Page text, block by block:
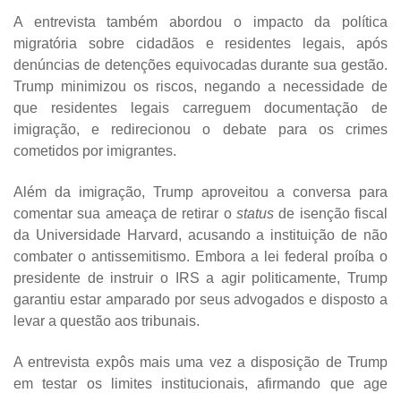
A entrevista também abordou o impacto da política
migratória sobre cidadãos e residentes legais, após
denúncias de detenções equivocadas durante sua gestão.
Trump minimizou os riscos, negando a necessidade de
que residentes legais carreguem documentação de
imigração, e redirecionou o debate para os crimes
cometidos por imigrantes.
Além da imigração, Trump aproveitou a conversa para
comentar sua ameaça de retirar o status de isenção fiscal
da Universidade Harvard, acusando a instituição de não
combater o antissemitismo. Embora a lei federal proíba o
presidente de instruir o IRS a agir politicamente, Trump
garantiu estar amparado por seus advogados e disposto a
levar a questão aos tribunais.
A entrevista expôs mais uma vez a disposição de Trump
em testar os limites institucionais, afirmando que age